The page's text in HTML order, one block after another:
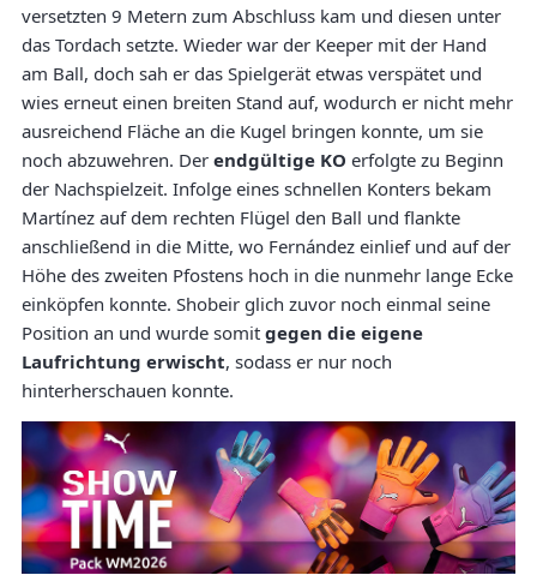
versetzten 9 Metern zum Abschluss kam und diesen unter
das Tordach setzte. Wieder war der Keeper mit der Hand
am Ball, doch sah er das Spielgerät etwas verspätet und
wies erneut einen breiten Stand auf, wodurch er nicht mehr
ausreichend Fläche an die Kugel bringen konnte, um sie
noch abzuwehren. Der endgültige KO erfolgte zu Beginn
der Nachspielzeit. Infolge eines schnellen Konters bekam
Martínez auf dem rechten Flügel den Ball und flankte
anschließend in die Mitte, wo Fernández einlief und auf der
Höhe des zweiten Pfostens hoch in die nunmehr lange Ecke
einköpfen konnte. Shobeir glich zuvor noch einmal seine
Position an und wurde somit gegen die eigene
Laufrichtung erwischt, sodass er nur noch
hinterherschauen konnte.